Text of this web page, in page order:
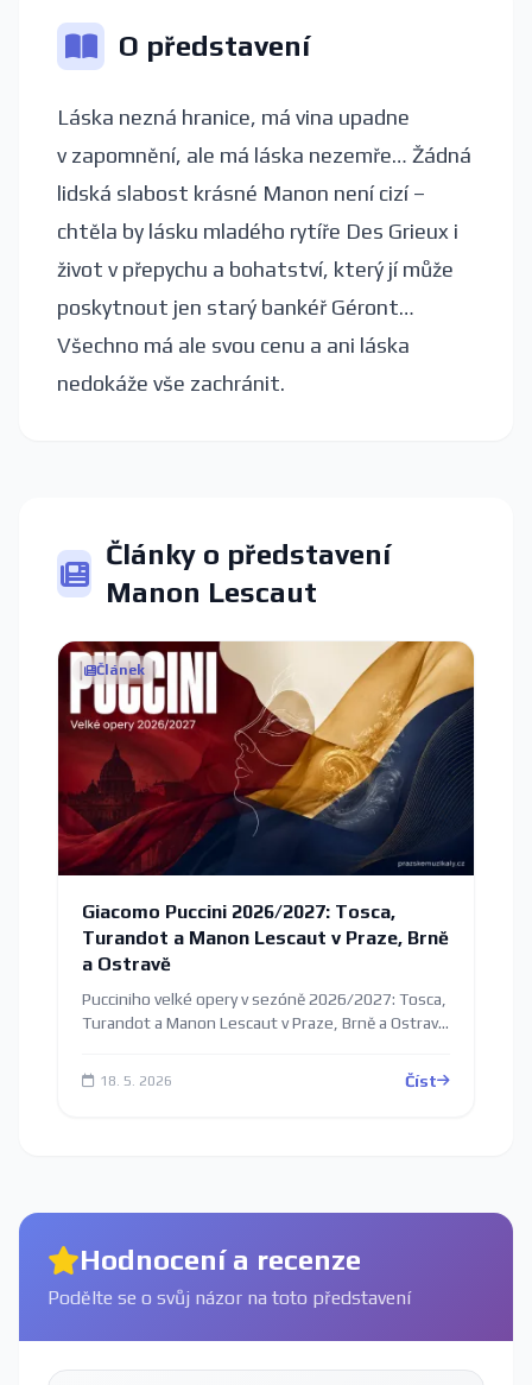
O představení
Láska nezná hranice, má vina upadne
v zapomnění, ale má láska nezemře… Žádná
lidská slabost krásné Manon není cizí –
chtěla by lásku mladého rytíře Des Grieux i
život v přepychu a bohatství, který jí může
poskytnout jen starý bankéř Géront…
Všechno má ale svou cenu a ani láska
nedokáže vše zachránit.
Články o představení
Manon Lescaut
Článek
Giacomo Puccini 2026/2027: Tosca,
Turandot a Manon Lescaut v Praze, Brně
a Ostravě
Pucciniho velké opery v sezóně 2026/2027: Tosca,
Turandot a Manon Lescaut v Praze, Brně a Ostravě
18. 5. 2026 Číst
Hodnocení a recenze
Podělte se o svůj názor na toto představení